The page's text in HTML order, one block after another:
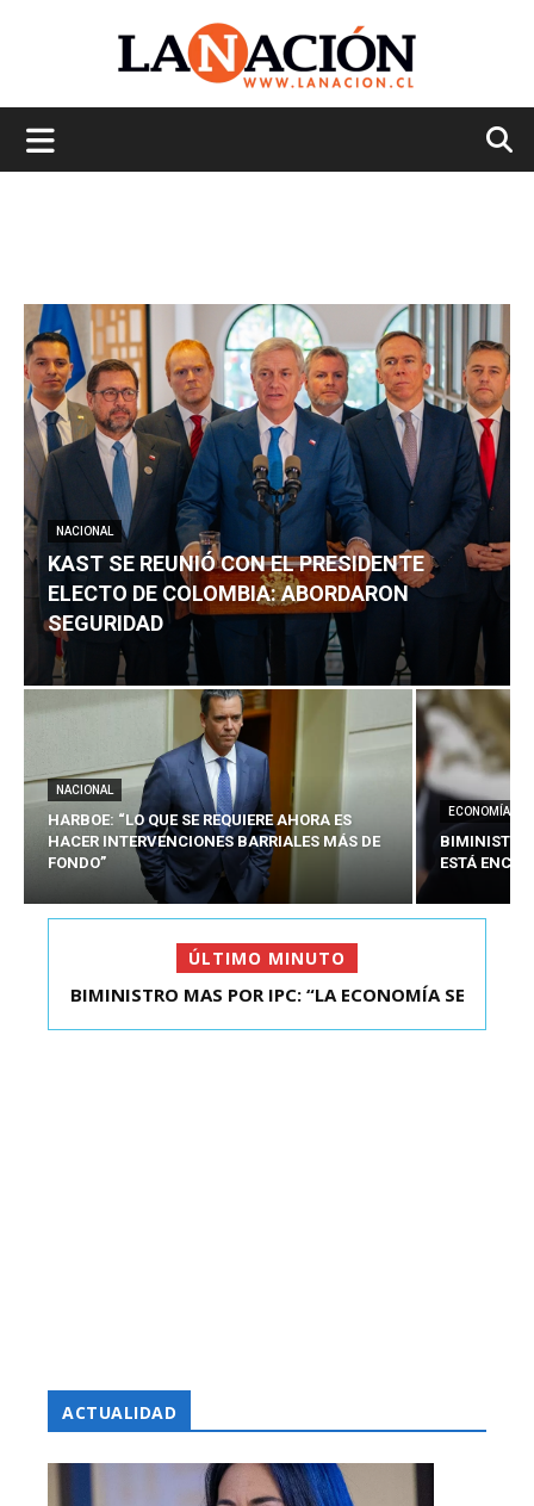
NACIONAL
KAST SE REUNIÓ CON EL PRESIDENTE
ELECTO DE COLOMBIA: ABORDARON
SEGURIDAD
NACIONAL
HARBOE: “LO QUE SE REQUIERE AHORA ES
HACER INTERVENCIONES BARRIALES MÁS DE
FONDO”
ECONOMÍA
BIMINISTRO
ESTÁ
ÚLTIMO MINUTO
KAST SE REUNIÓ CON EL PRESIDENTE ELECTO DE
BIMINISTRO MAS POR IPC: “LA ECONOMÍA SE
ACTUALIDAD